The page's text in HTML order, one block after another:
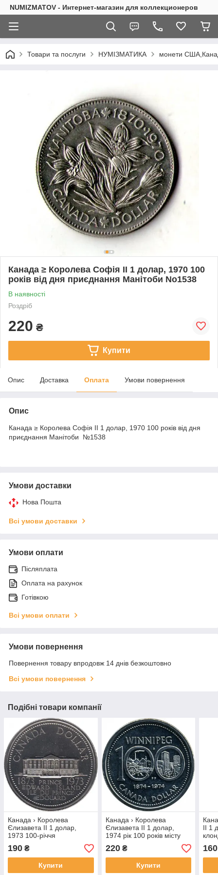
NUMIZMATOV - Интернет-магазин для коллекционеров
Товари та послуги НУМІЗМАТИКА монети
Канада ≥ Королева Софія II 1 долар, 1970 100
років від дня приєднання Манітоби No1538
В наявності
Роздріб
220 ₴
Купити
Опис Доставка Оплата Умови повернення
Опис
Канада ≥ Королева Софія II 1 долар, 1970 100 років від дня
приєднання Манітоби №1538
Умови доставки
Нова Пошта
Всі умови доставки
Умови оплати
Післяплата
Оплата на рахунок
Готівкою
Всі умови оплати
Умови повернення
Повернення товару впродовж 14 днів безкоштовно
Всі умови повернення
Подібні товари компанії
Канада › Королева
Єлизавета II 1 долар,
1973 100-річчя
приєднання острова
Принца Едуарда Нікель,
15.62g, ø 32.13mm №2631
190 ₴
Купити
Канада › Королева
Єлизавета II 1 долар,
1974 рік 100 років місту
Вінніпег Нікель, 15.62g, ø
32.13mm №2523
220₴
Купити
II 1
160